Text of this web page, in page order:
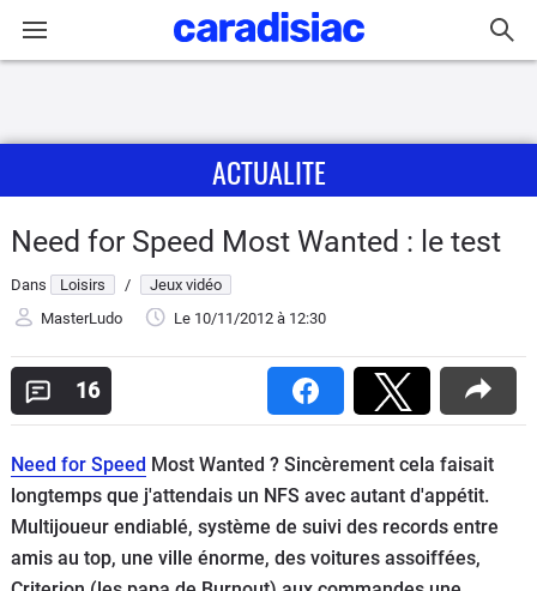
Actu
Essais
Guide
d'achat
Utilitaires
Flottes
ACTUALITE
Need for Speed Most Wanted : le test
Dans Loisirs /
Jeux vidéo
MasterLudo
Le 10/11/2012 à 12:30
16
Need for Speed Most Wanted ? Sincèrement cela faisait
longtemps que j'attendais un NFS avec autant d'appétit.
Multijoueur endiablé, système de suivi des records entre
amis au top, une ville énorme, des voitures assoiffées,